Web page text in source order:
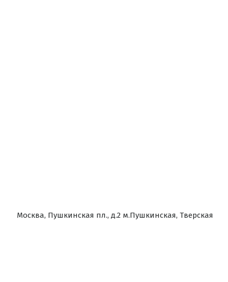
Москва, Пушкинская пл., д.2 м.Пушкинская, Тверская